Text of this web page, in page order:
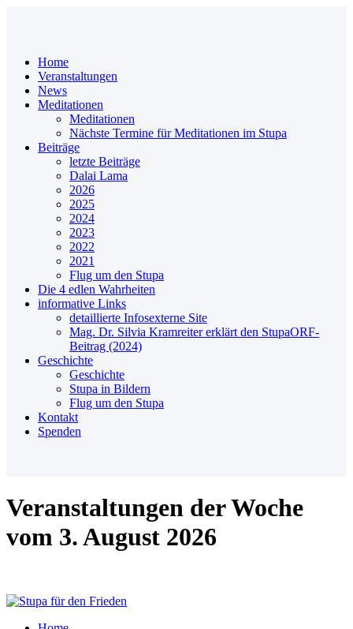
Home
Veranstaltungen
News
Meditationen
Meditationen
Nächste Termine für Meditationen im Stupa
Beiträge
letzte Beiträge
Dalai Lama
2026
2025
2024
2023
2022
2021
Flug um den Stupa
Die 4 edlen Wahrheiten
informative Links
detaillierte Infosexterne Site
Mag. Dr. Silvia Kramreiter erklärt den StupaORF-
Beitrag (2024)
Geschichte
Geschichte
Stupa in Bildern
Flug um den Stupa
Kontakt
Spenden
Veranstaltungen der Woche
vom 3. August 2026